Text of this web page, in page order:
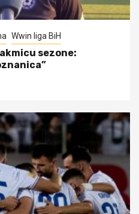
Wwin liga BiH
sezone: